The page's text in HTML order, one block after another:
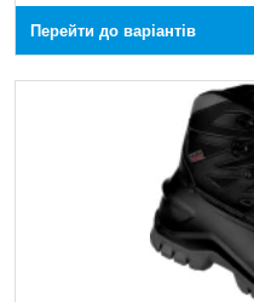
Перейти до варіантів